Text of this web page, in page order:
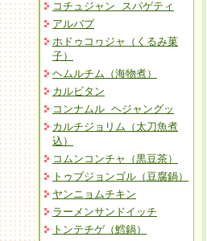
コチュジャン スパゲティ
アルバプ
ホドゥコヮジャ（くるみ菓
子）
ヘムルチム（海物煮）
カルビタン
コンナムル ヘジャングッ
カルチジョリム（太刀魚煮
込）
コムンコンチャ（黒豆茶）
トゥブジョンゴル（豆腐鍋）
ヤンニョムチキン
ラーメンサンドイッチ
トンテチゲ（鱈鍋）